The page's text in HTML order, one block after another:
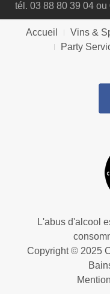
tél. 03 88 80 39 04 ou
Accueil Vins &
Party
L'abus d'alcool
Copyright © 2025